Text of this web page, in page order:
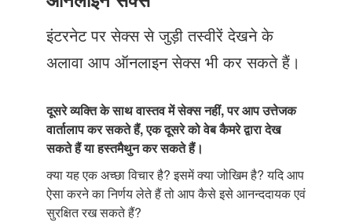
Just Poocho
संपर्क करें
इंटरनेट पर सेक्स से जुड़ी तस्वीरें देखने के
अलावा आप ऑनलाइन सेक्स भी कर सकते हैं।
दूसरे व्यक्ति के साथ वास्तव में सेक्स नहीं, पर आप उत्तेजक
वार्तालाप कर सकते हैं, एक दूसरे को वेब कैमरे द्वारा देख
सकते हैं या हस्तमैथुन कर सकते हैं।
क्या यह एक अच्छा विचार है? इसमें क्या जोखिम है? यदि आप
ऐसा करने का निर्णय लेते हैं तो आप कैसे इसे आनन्ददायक एवं
सुरक्षित रख सकते हैं?